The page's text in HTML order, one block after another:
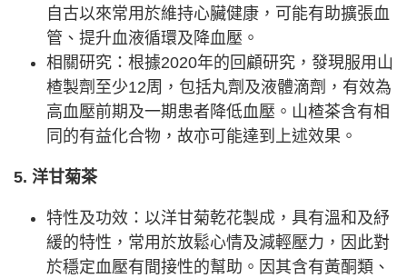
自古以來常用於維持心臟健康，可能有助擴張血
管、提升血液循環及降血壓。
相關研究：根據2020年的回顧研究，發現服用山
楂製劑至少12周，包括丸劑及液體滴劑，有效為
高血壓前期及一期患者降低血壓。山楂茶含有相
同的有益化合物，故亦可能達到上述效果。
5. 洋甘菊茶
特性及功效：以洋甘菊乾花製成，具有溫和及紓
緩的特性，常用於放鬆心情及減輕壓力，因此對
於穩定血壓有間接性的幫助。因其含有黃酮類、